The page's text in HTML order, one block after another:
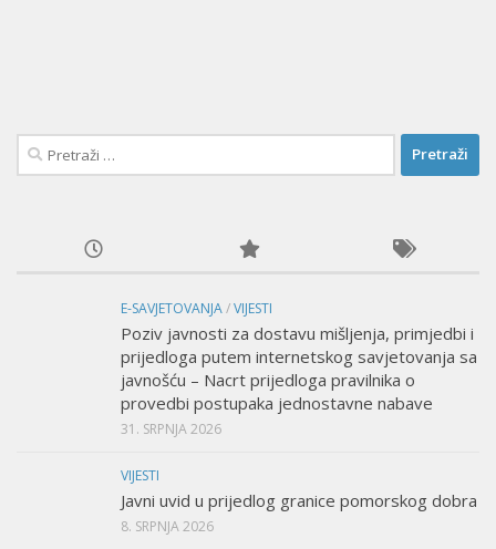
Pretraži:
E-SAVJETOVANJA/VIJESTI
Poziv javnosti za dostavu mišljenja, primjedbi i
prijedloga putem internetskog savjetovanja sa
javnošću – Nacrt prijedloga pravilnika o
provedbi postupaka jednostavne nabave
31. SRPNJA 2026
VIJESTI
Javni uvid u prijedlog granice pomorskog dobra
8. SRPNJA 2026